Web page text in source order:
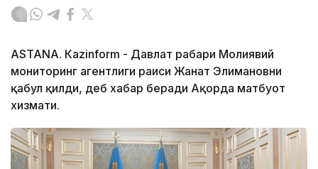
ASTANА. Кazinform - Давлат раҳбари Молиявий
мониторинг агентлиги раиси Жанат Элимановни
қабул қилди, деб хабар беради Ақорда матбуот
хизмати.